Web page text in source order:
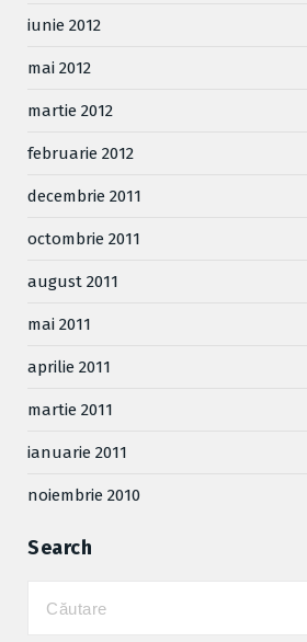
iunie 2012
mai 2012
martie 2012
februarie 2012
decembrie 2011
octombrie 2011
august 2011
mai 2011
aprilie 2011
martie 2011
ianuarie 2011
noiembrie 2010
Search